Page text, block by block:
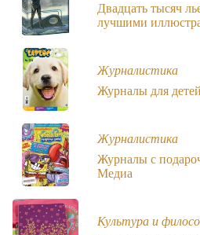
Двадцать тысяч
лучшими
Журналистика
Журналы для
Журналистика
Журналы с
Медиа
Культура и